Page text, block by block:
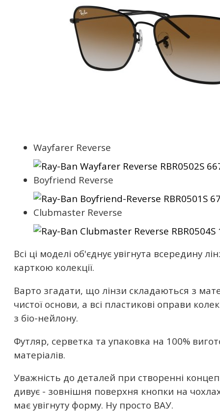
Wayfarer Reverse
Boyfriend Reverse
Clubmaster Reverse
Всі ці моделі об'єднує увігнута всередину
карткою колекції.
Варто згадати, що лінзи складаються з
чистої основи, а всі пластикові оправи
з біо-нейлону.
Футляр, серветка та упаковка на 100%
матеріалів.
Уважність до деталей при створенні
дивує - зовнішня поверхня кнопки на
має увігнуту форму. Ну просто ВАУ.